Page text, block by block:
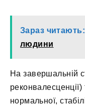
Зараз читають:
людини
На завершальній
нормальної,